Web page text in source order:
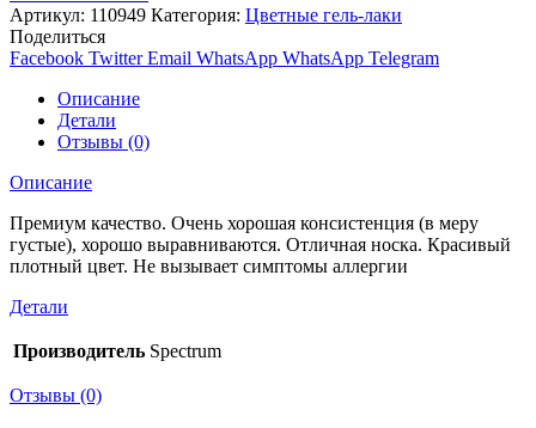
Артикул: 110949 Категория: Цветные гель-лаки
Поделиться
Facebook Twitter Email WhatsApp WhatsApp Telegram
Описание
Детали
Отзывы (0)
Описание
Премиум качество. Очень хорошая консистенция (в меру
густые), хорошо выравниваются. Отличная носка. Красивый
плотный цвет. Не вызывает симптомы аллергии
Детали
Производитель Spectrum
Отзывы (0)